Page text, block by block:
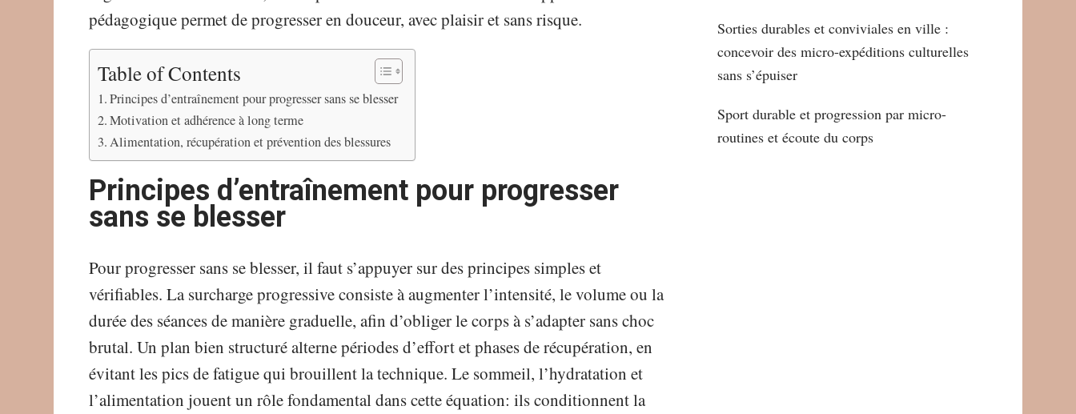
pédagogique permet de progresser en douceur, avec plaisir et sans risque.
Table of Contents
Principes d’entraînement pour progresser sans se blesser
Motivation et adhérence à long terme
Alimentation, récupération et prévention des blessures
Principes d’entraînement pour progresser
sans se blesser
Pour progresser sans se blesser, il faut s’appuyer sur des principes simples et
vérifiables. La surcharge progressive consiste à augmenter l’intensité, le volume ou la
durée des séances de manière graduelle, afin d’obliger le corps à s’adapter sans choc
brutal. Un plan bien structuré alterne périodes d’effort et phases de récupération, en
évitant les pics de fatigue qui brouillent la technique. Le sommeil, l’hydratation et
l’alimentation jouent un rôle fondamental dans cette équation: ils conditionnent la
Sorties durables et conviviales en ville :
concevoir des micro-expéditions culturelles
sans s’épuiser
Sport durable et progression par micro-
routines et écoute du corps